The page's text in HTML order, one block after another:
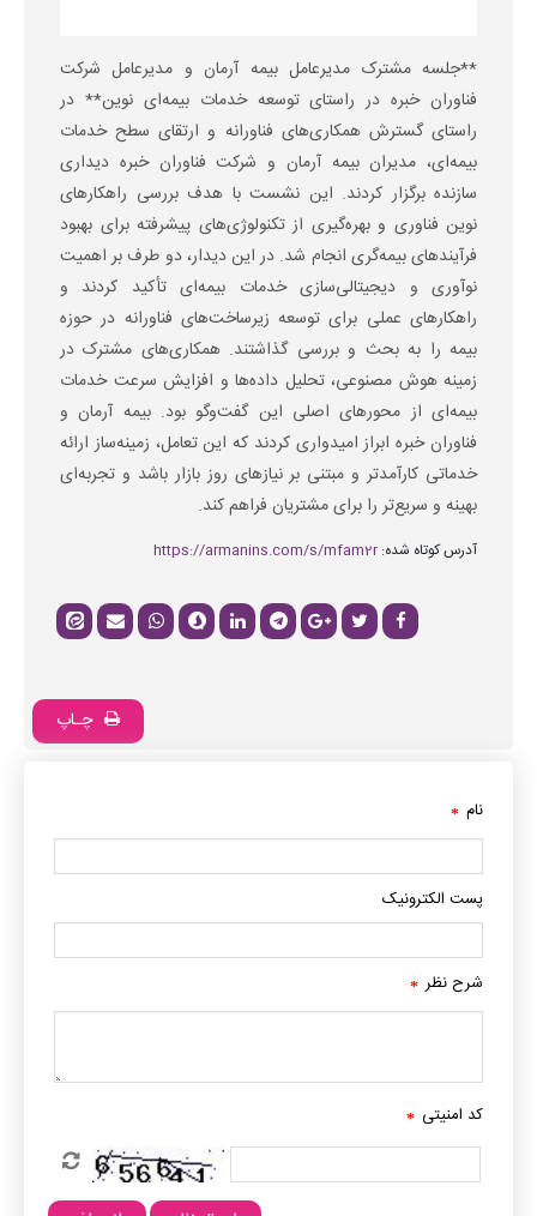
**جلسه مشترک مدیرعامل بیمه آرمان و مدیرعامل شرکت
فناوران خبره در راستای توسعه خدمات بیمه‌ای نوین** در
راستای گسترش همکاری‌های فناورانه و ارتقای سطح خدمات
بیمه‌ای، مدیران بیمه آرمان و شرکت فناوران خبره دیداری
سازنده برگزار کردند. این نشست با هدف بررسی راهکارهای
نوین فناوری و بهره‌گیری از تکنولوژی‌های پیشرفته برای بهبود
فرآیندهای بیمه‌گری انجام شد. در این دیدار، دو طرف بر اهمیت
نوآوری و دیجیتالی‌سازی خدمات بیمه‌ای تأکید کردند و
راهکارهای عملی برای توسعه زیرساخت‌های فناورانه در حوزه
بیمه را به بحث و بررسی گذاشتند. همکاری‌های مشترک در
زمینه هوش مصنوعی، تحلیل داده‌ها و افزایش سرعت خدمات
بیمه‌ای از محورهای اصلی این گفت‌وگو بود. بیمه آرمان و
فناوران خبره ابراز امیدواری کردند که این تعامل، زمینه‌ساز ارائه
خدماتی کارآمدتر و مبتنی بر نیازهای روز بازار باشد و تجربه‌ای
بهینه و سریع‌تر را برای مشتریان فراهم کند.
آدرس کوتاه شده: https://armanins.com/s/mfam2r
چـاپ
نام *
پست الکترونیک
شرح نظر *
کد امنیتی *